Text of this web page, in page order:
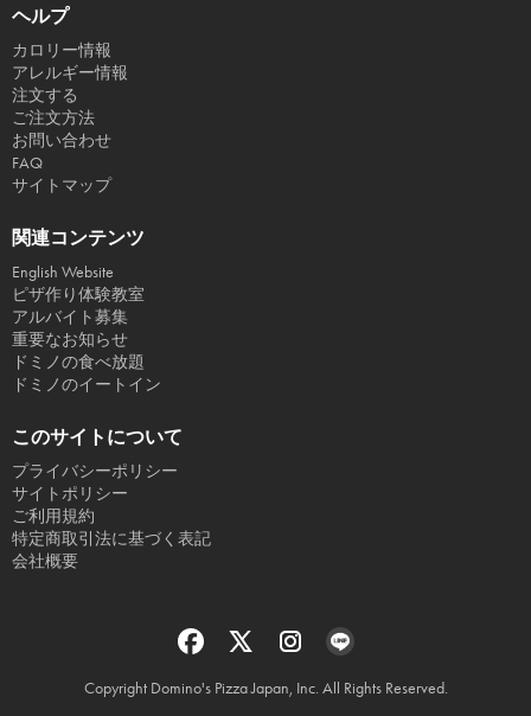
ヘルプ
カロリー情報
アレルギー情報
注文する
ご注文方法
お問い合わせ
FAQ
サイトマップ
関連コンテンツ
English Website
ピザ作り体験教室
アルバイト募集
重要なお知らせ
ドミノの食べ放題
ドミノのイートイン
このサイトについて
プライバシーポリシー
サイトポリシー
ご利用規約
特定商取引法に基づく表記
会社概要
Copyright Domino's Pizza Japan, Inc. All Rights Reserved.